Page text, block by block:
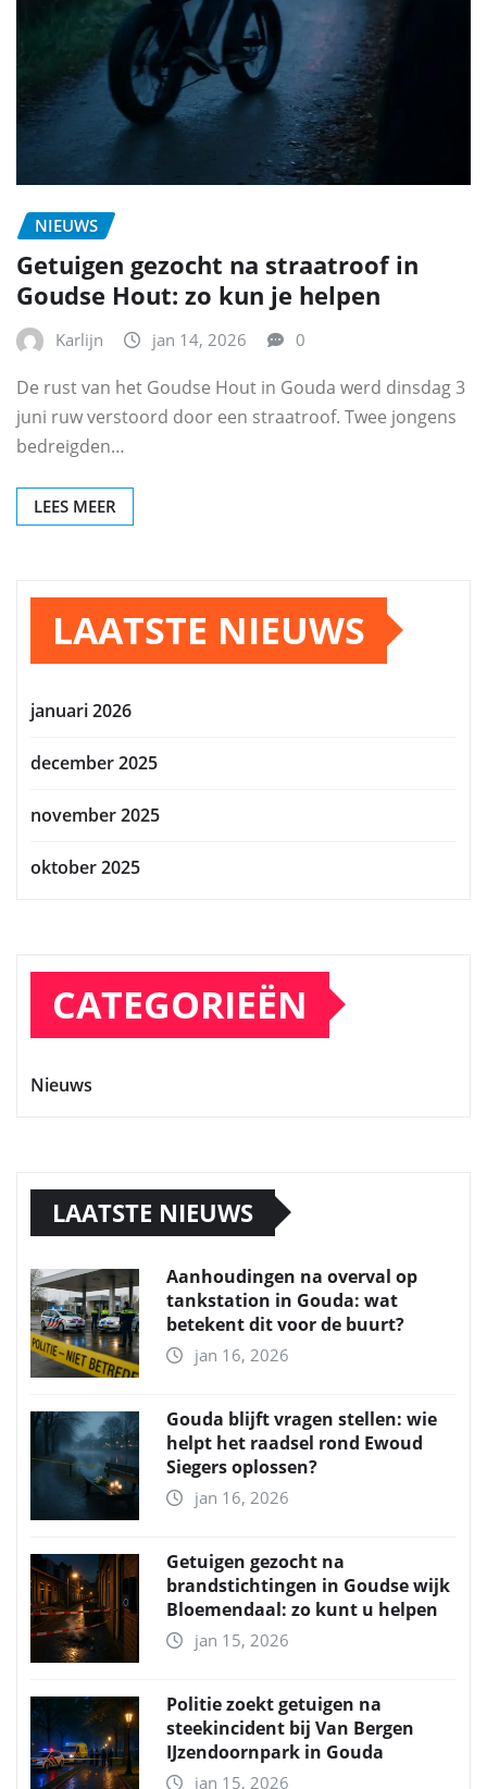
NIEUWS
Getuigen gezocht na straatroof in
Goudse Hout: zo kun je helpen
Karlijn jan 14, 2026 0
De rust van het Goudse Hout in Gouda werd dinsdag 3
juni ruw verstoord door een straatroof. Twee jongens
bedreigden…
LEES MEER
LAATSTE NIEUWS
januari 2026
december 2025
november 2025
oktober 2025
CATEGORIEËN
Nieuws
LAATSTE NIEUWS
Aanhoudingen na overval op
tankstation in Gouda: wat
betekent dit voor de buurt?
jan 16, 2026
Gouda blijft vragen stellen: wie
helpt het raadsel rond Ewoud
Siegers oplossen?
jan 16, 2026
Getuigen gezocht na
brandstichtingen in Goudse wijk
Bloemendaal: zo kunt u helpen
jan 15, 2026
Politie zoekt getuigen na
steekincident bij Van Bergen
IJzendoornpark in Gouda
jan 15, 2026